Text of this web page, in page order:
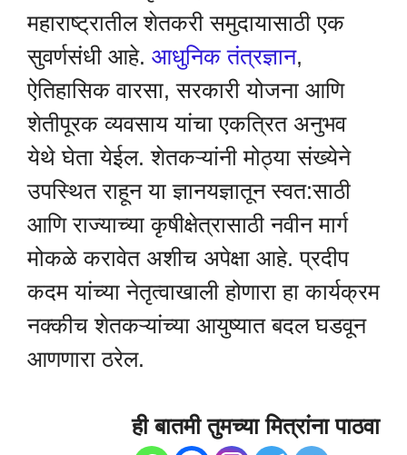
महाराष्ट्रातील शेतकरी समुदायासाठी एक
सुवर्णसंधी आहे. आधुनिक तंत्रज्ञान,
ऐतिहासिक वारसा, सरकारी योजना आणि
शेतीपूरक व्यवसाय यांचा एकत्रित अनुभव
येथे घेता येईल. शेतकऱ्यांनी मोठ्या संख्येने
उपस्थित राहून या ज्ञानयज्ञातून स्वत:साठी
आणि राज्याच्या कृषीक्षेत्रासाठी नवीन मार्ग
मोकळे करावेत अशीच अपेक्षा आहे. प्रदीप
कदम यांच्या नेतृत्वाखाली होणारा हा कार्यक्रम
नक्कीच शेतकऱ्यांच्या आयुष्यात बदल घडवून
आणणारा ठरेल.
ही बातमी तुमच्या मित्रांना पाठवा